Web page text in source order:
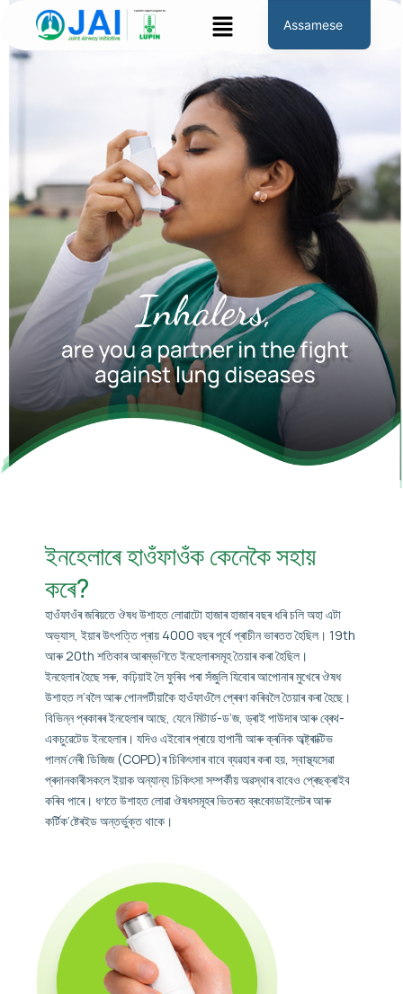
বিষয়বস্তুলৈ
যাওক
মেনু
ইনহেলাৰে হাওঁফাওঁক কেনেকৈ সহায়
কৰে?
হাওঁফাওঁৰ জৰিয়তে ঔষধ উশাহত লোৱাটো হাজাৰ হাজাৰ বছৰ ধৰি চলি অহা এটা
অভ্যাস, ইয়াৰ উৎপত্তি প্ৰায় 4000 বছৰ পূৰ্বে প্ৰাচীন ভাৰতত হৈছিল। 19th
আৰু 20th শতিকাৰ আৰম্ভণিতে ইনহেলাৰসমূহ তৈয়াৰ কৰা হৈছিল।
ইনহেলাৰ হৈছে সৰু, কঢ়িয়াই লৈ ফুৰিব পৰা সঁজুলি যিবোৰ আপোনাৰ মুখেৰে ঔষধ
উশাহত ল’বলৈ আৰু পোনপটীয়াকৈ হাওঁফাওঁলৈ প্ৰেৰণ কৰিবলৈ তৈয়াৰ কৰা হৈছে।
বিভিন্ন প্ৰকাৰৰ ইনহেলাৰ আছে, যেনে মিটাৰ্ড-ড’জ, ড্ৰাই পাউদাৰ আৰু ব্ৰেথ-
একচুৱেটেড ইনহেলাৰ। যদিও এইবোৰ প্ৰায়ে হাপানী আৰু ক্ৰনিক অব্ষ্ট্ৰাক্টিভ
পালম’নেৰী ডিজিজ (COPD)ৰ চিকিৎসাৰ বাবে ব্যৱহাৰ কৰা হয়, স্বাস্থ্যসেৱা
প্ৰদানকাৰীসকলে ইয়াক অন্যান্য চিকিৎসা সম্পৰ্কীয় অৱস্থাৰ বাবেও প্ৰেছক্ৰাইব
কৰিব পাৰে। ধণতে উশাহত লোৱা ঔষধসমূহৰ ভিতৰত ব্ৰংকোডাইলেটৰ আৰু
কৰ্টিক’ষ্টেৰইড অন্তৰ্ভুক্ত থাকে।
Assamese
English
Hindi
Marathi
Tamil
Malayalam
Telugu
Bengali
Panjabi
Occitan